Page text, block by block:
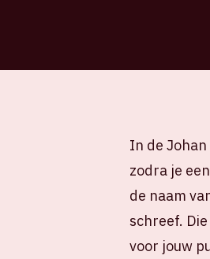
In de
zodra je
de naam
schreef.
voor jouw